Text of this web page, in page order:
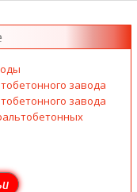
завода
завода